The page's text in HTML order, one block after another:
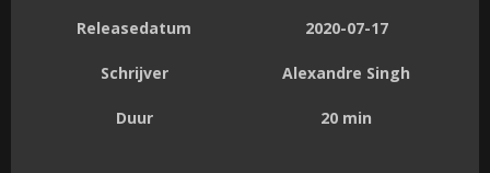
Releasedatum 2020-07-17
Schrijver Alexandre Singh
Duur 20 min